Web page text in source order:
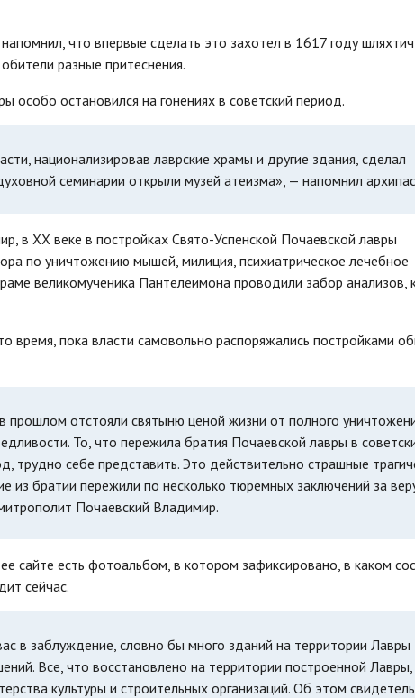
что впервые сделать это захотел в 1617 году
разные притеснения.
особо остановился на гонениях в советский период.
национализировав лаврские храмы и другие здания, сделал
семинарии открыли музей атеизма», — напомнил
в ХХ веке в постройках Свято-Успенской Почаевской лавры
по уничтожению мышей, милиция, психиатрическое лечебное
великомученика Пантелеимона проводили забор анализов,
время, пока власти самовольно распоряжались постройками
прошлом отстояли святыню ценой жизни от полного
То, что пережила братия Почаевской лавры в
трудно себе представить. Это действительно страшные
из братии пережили по несколько тюремных заключений за
Почаевский Владимир.
сайте есть фотоальбом, в котором зафиксировано, в каком
сейчас.
в заблуждение, словно бы много зданий на территории Лавры
Все, что восстановлено на территории построенной
культуры и строительных организаций. Об этом